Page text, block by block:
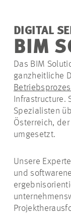
DIGITAL
BIM
Das BIM
ganzheitliche
Infrastructure.
Spezialisten
Österreich,
umgesetzt.
Unsere
und